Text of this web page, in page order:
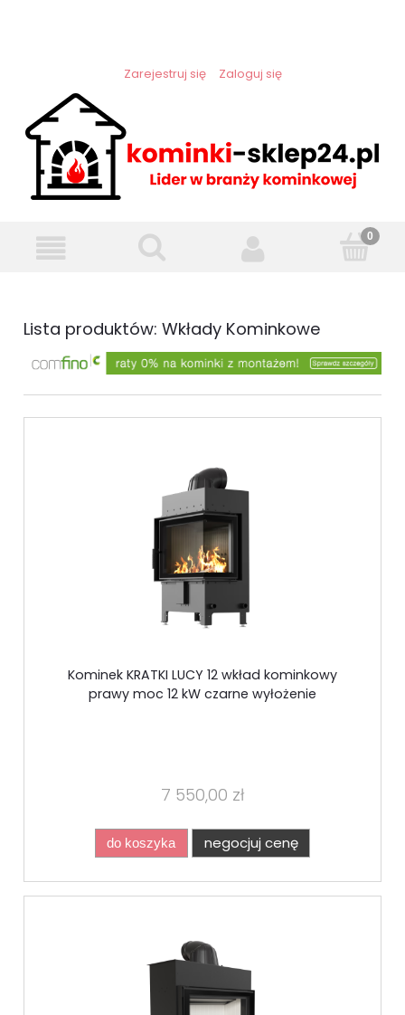
Zarejestruj się Zaloguj się
Lista produktów: Wkłady Kominkowe
Kominek KRATKI LUCY 12 wkład kominkowy
prawy moc 12 kW czarne wyłożenie
7 550,00 zł
do koszyka negocjuj cenę